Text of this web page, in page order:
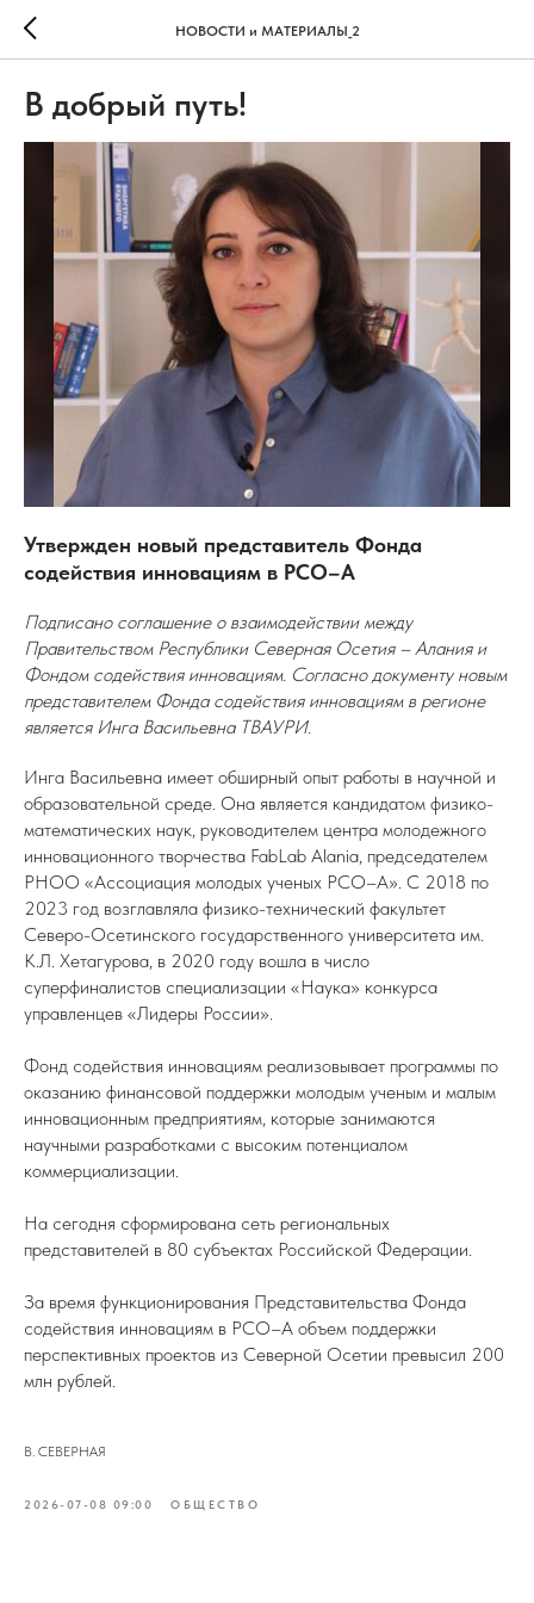
НОВОСТИ и МАТЕРИАЛЫ_2
В добрый путь!
Утвержден новый представитель Фонда
содействия инновациям в РСО–А
Подписано соглашение о взаимодействии между
Правительством Республики Северная Осетия – Алания и
Фондом содействия инновациям. Согласно документу новым
представителем Фонда содействия инновациям в регионе
является Инга Васильевна ТВАУРИ.
Инга Васильевна имеет обширный опыт работы в научной и
образовательной среде. Она является кандидатом физико-
математических наук, руководителем центра молодежного
инновационного творчества FabLab Alania, председателем
РНОО «Ассоциация молодых ученых РСО–А». С 2018 по
2023 год возглавляла физико-технический факультет
Северо-Осетинского государственного университета им.
К.Л. Хетагурова, в 2020 году вошла в число
суперфиналистов специализации «Наука» конкурса
управленцев «Лидеры России».
Фонд содействия инновациям реализовывает программы по
оказанию финансовой поддержки молодым ученым и малым
инновационным предприятиям, которые занимаются
научными разработками с высоким потенциалом
коммерциализации.
На сегодня сформирована сеть региональных
представителей в 80 субъектах Российской Федерации.
За время функционирования Представительства Фонда
содействия инновациям в РСО–А объем поддержки
перспективных проектов из Северной Осетии превысил 200
млн рублей.
В. СЕВЕРНАЯ
2026-07-08 09:00 ОБЩЕСТВО